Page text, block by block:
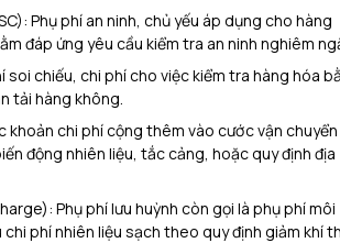
Phụ phí an ninh, chủ yếu áp dụng cho hàng
đáp ứng yêu cầu kiểm tra an ninh nghiêm
soi chiếu, chi phí cho việc kiểm tra hàng hóa
tải hàng không.
khoản chi phí cộng thêm vào cước vận chuyển
động nhiên liệu, tắc cảng, hoặc quy định địa
Phụ phí lưu huỳnh còn gọi là phụ phí môi
phí nhiên liệu sạch theo quy định giảm khí